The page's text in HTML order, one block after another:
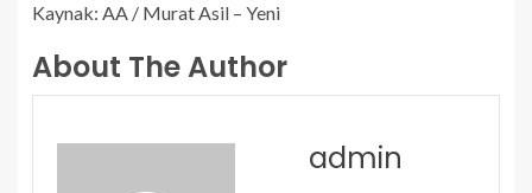
Kaynak: AA / Murat Asil – Yeni
About The Author
admin